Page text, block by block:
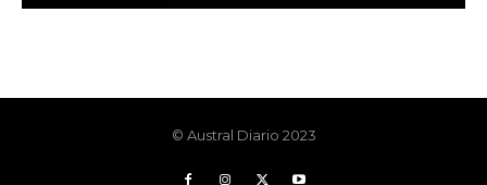
© Austral Diario 2023